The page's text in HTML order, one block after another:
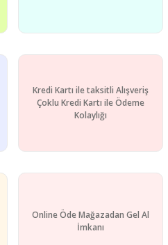
Kredi Kartı ile taksitli Alışveriş
Çoklu Kredi Kartı ile Ödeme
Kolaylığı
Online Öde Mağazadan Gel Al
İmkanı